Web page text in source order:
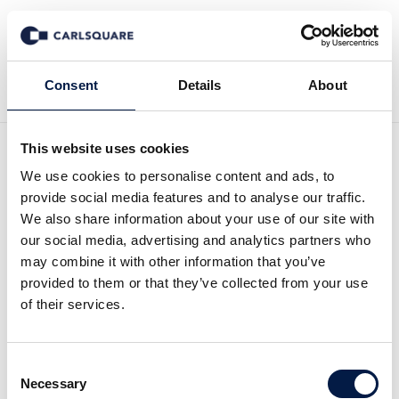
Consent Details About
This website uses cookies
We use cookies to personalise content and ads, to
provide social media features and to analyse our traffic.
We also share information about your use of our site with
our social media, advertising and analytics partners who
may combine it with other information that you’ve
provided to them or that they’ve collected from your use
of their services.
Selection
Necessary
Tillbaka till Nyheter
Analys Zinzino, kv1 2026:
Stark hävstångseffekt
Analysmaterial 25 maj 2026
Läs hela analysuppdateringen här: